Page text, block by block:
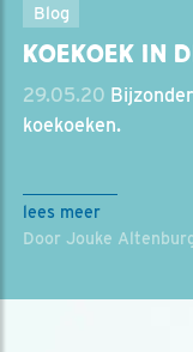
Blog
KOEKOEK IN
29.05.20
koekoeken.
lees meer
Door Jouke